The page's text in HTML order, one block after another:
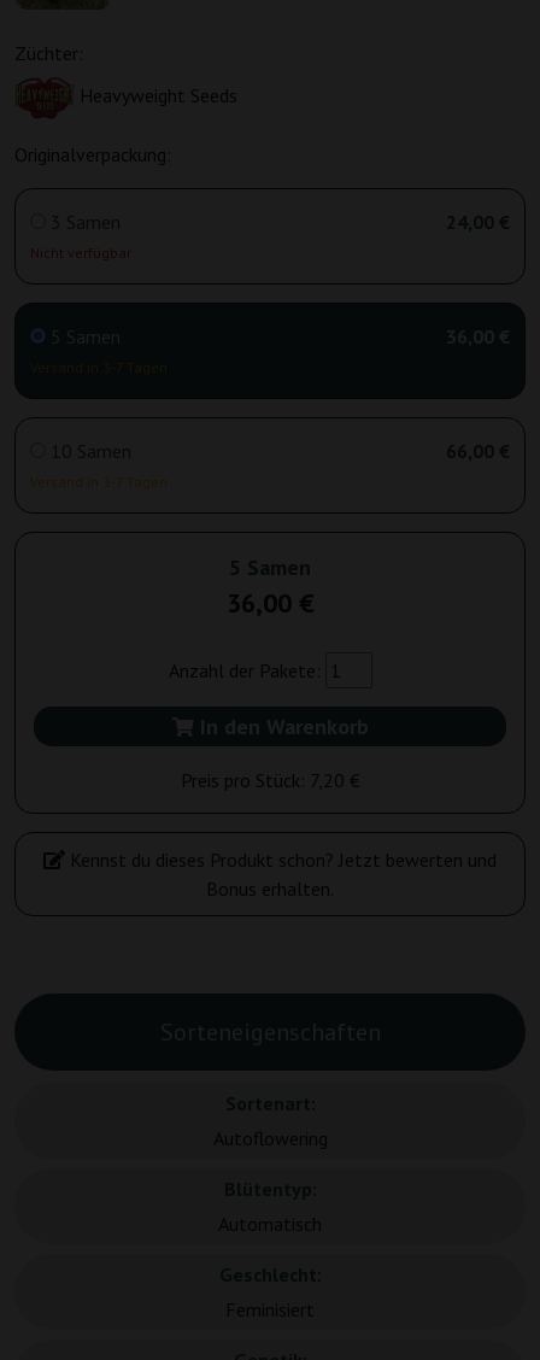
Züchter:
Heavyweight Seeds
Originalverpackung:
3 Samen
Nicht verfügbar
24,00 €
5 Samen
Versand in 3-7 Tagen
36,00 €
10 Samen
Versand in 3-7 Tagen
66,00 €
5 Samen
36,00 €
Anzahl der Pakete:
In den Warenkorb
Preis pro Stück: 7,20 €
Kennst du dieses Produkt schon? Jetzt bewerten und
Bonus erhalten.
Sorteneigenschaften